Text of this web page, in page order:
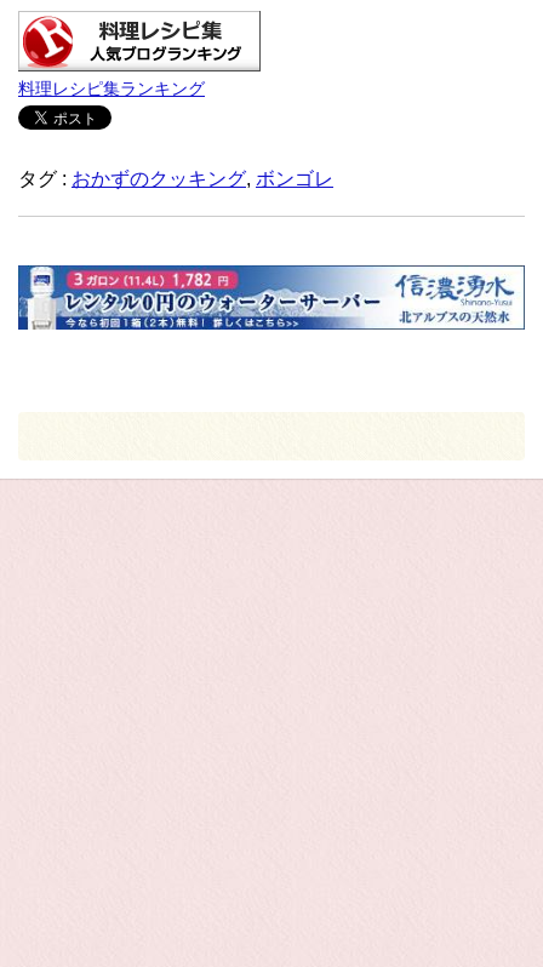
料理レシピ集ランキング
タグ : おかずのクッキング, ボンゴレ